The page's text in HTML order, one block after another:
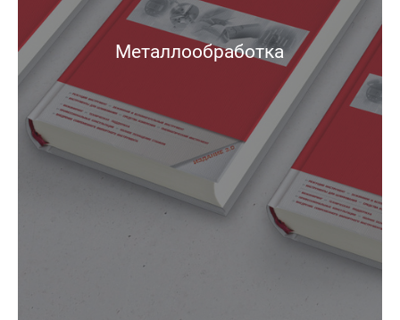
Металлообработка